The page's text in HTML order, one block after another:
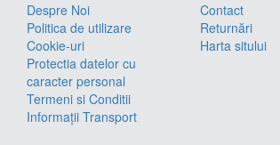
Despre Noi
Politica de utilizare
Cookie-uri
Protectia datelor cu
caracter personal
Termeni si Conditii
Informații Transport
Contact
Returnări
Harta sitului